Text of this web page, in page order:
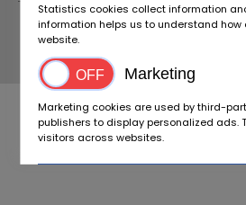
Statistics cookies collect information
information helps us to understand how
website.
Marketing
Marketing cookies are used by third-
publishers to display personalized ads.
visitors across websites.